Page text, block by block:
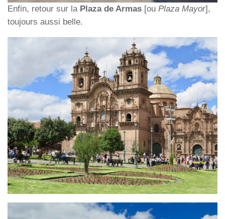
Enfin, retour sur la Plaza de Armas [ou Plaza Mayor],
toujours aussi belle.